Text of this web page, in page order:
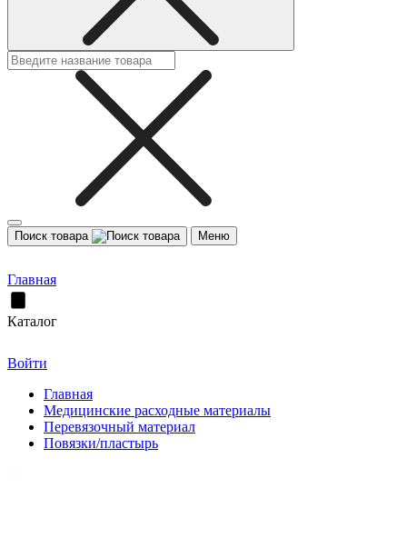
Поиск товара Меню
Главная
Каталог
Войти
Главная
Медицинские расходные материалы
Перевязочный материал
Повязки/пластырь